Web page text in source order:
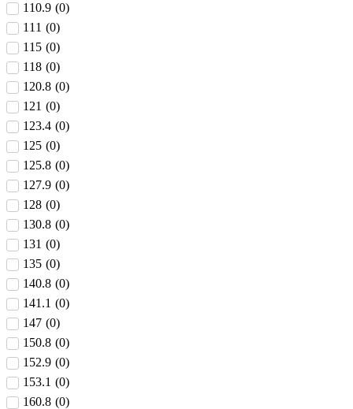
110.9 (0)
111 (0)
115 (0)
118 (0)
120.8 (0)
121 (0)
123.4 (0)
125 (0)
125.8 (0)
127.9 (0)
128 (0)
130.8 (0)
131 (0)
135 (0)
140.8 (0)
141.1 (0)
147 (0)
150.8 (0)
152.9 (0)
153.1 (0)
160.8 (0)